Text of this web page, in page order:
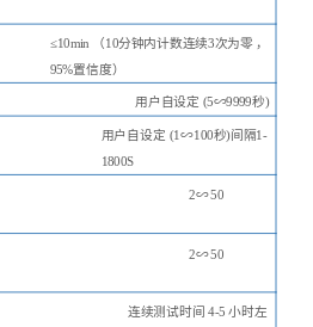
≤10min （10分钟内计数连续3次为零 ，
95%置信度）
用户自设定 (5∽9999秒)
用户自设定 (1∽100秒)间隔1-
1800S
2∽50
2∽50
连续测试时间 4-5 小时左